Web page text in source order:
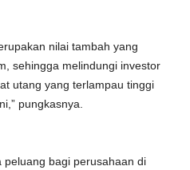
nilai tambah yang
sehingga melindungi investor
utang yang terlampau tinggi
pungkasnya.
peluang bagi perusahaan di